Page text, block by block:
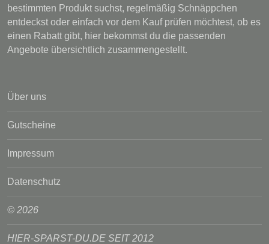
bestimmten Produkt suchst, regelmäßig Schnäppchen
entdeckst oder einfach vor dem Kauf prüfen möchtest, ob es
einen Rabatt gibt, hier bekommst du die passenden
Angebote übersichtlich zusammengestellt.
Über uns
Gutscheine
Impressum
Datenschutz
© 2026
HIER-SPARST-DU.DE SEIT 2012